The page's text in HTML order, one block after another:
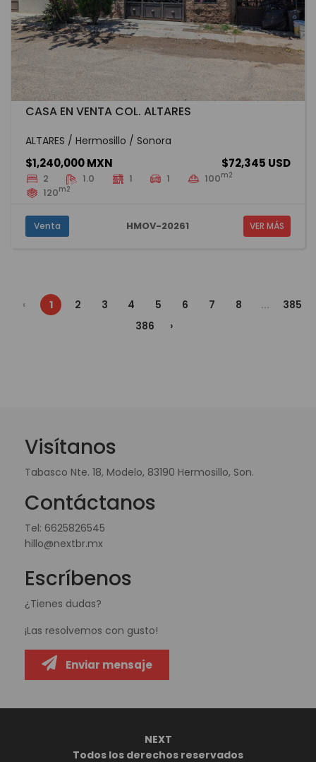
CASA EN VENTA COL. ALTARES
ALTARES / Hermosillo / Sonora
$1,240,000 MXN $72,345 USD
2 1.0 1 1 100m2
120m2
Venta HMOV-20261 VER MÁS
‹ 1 2 3 4 5 6 7 8 ...
385
386
›
Visítanos
Tabasco Nte. 18, Modelo, 83190 Hermosillo, Son.
Contáctanos
Tel: 6625826545
hillo@nextbr.mx
Escríbenos
¿Tienes dudas?
¡Las resolvemos con gusto!
Enviar mensaje
NEXT
Todos los derechos reservados